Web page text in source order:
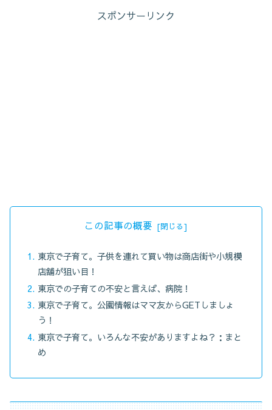
スポンサーリンク
この記事の概要
東京で子育て。子供を連れて買い物は商店街や小規模
店舗が狙い目！
東京での子育ての不安と言えば、病院！
東京で子育て。公園情報はママ友からGETしましょ
う！
東京で子育て。いろんな不安がありますよね？：まと
め